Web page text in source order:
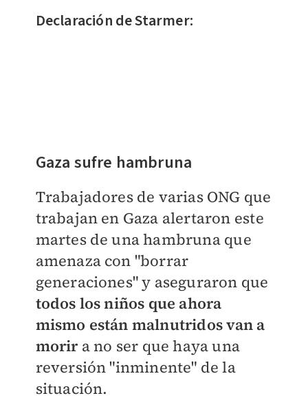
Declaración de Starmer:
Gaza sufre hambruna
Trabajadores de varias ONG que
trabajan en Gaza alertaron este
martes de una hambruna que
amenaza con "borrar
generaciones" y aseguraron que
todos los niños que ahora
mismo están malnutridos van a
morir a no ser que haya una
reversión "inminente" de la
situación.